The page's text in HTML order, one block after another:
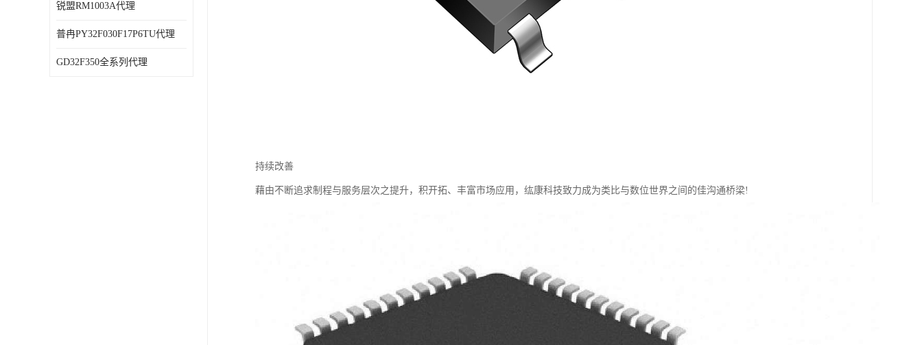
锐盟RM1003A代理
普冉PY32F030F17P6TU代理
GD32F350全系列代理
持续改善
藉由不断追求制程与服务层次之提升，积开拓、丰富市场应用，纮康科技致力成为类比与数位世界之间的佳沟通桥梁!